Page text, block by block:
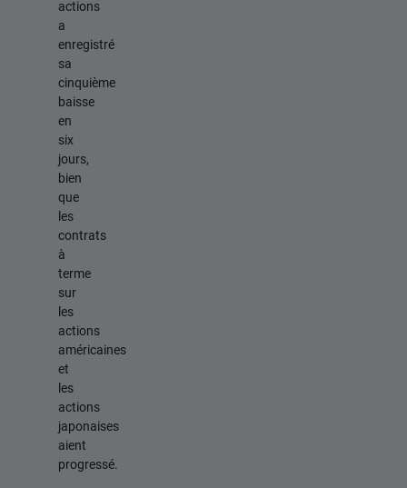
actions
a
enregistré
sa
cinquième
baisse
en
six
jours,
bien
que
les
contrats
à
terme
sur
les
actions
américaines
et
les
actions
japonaises
aient
progressé.